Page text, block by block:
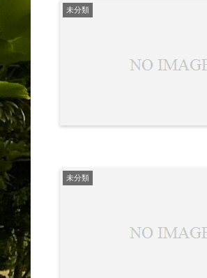
未分類
未分類